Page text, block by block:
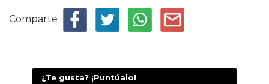
Comparte
¿Te gusta? ¡Puntúalo!